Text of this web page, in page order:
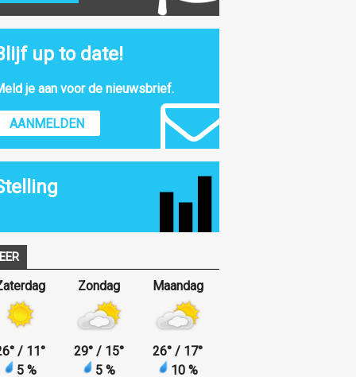
up to date!
je aan voor de nieuwsbrief.
AANMELDEN
° / 11 °
5 %
Zondag
29° / 15°
5 %
Maandag
26° / 17°
10 %